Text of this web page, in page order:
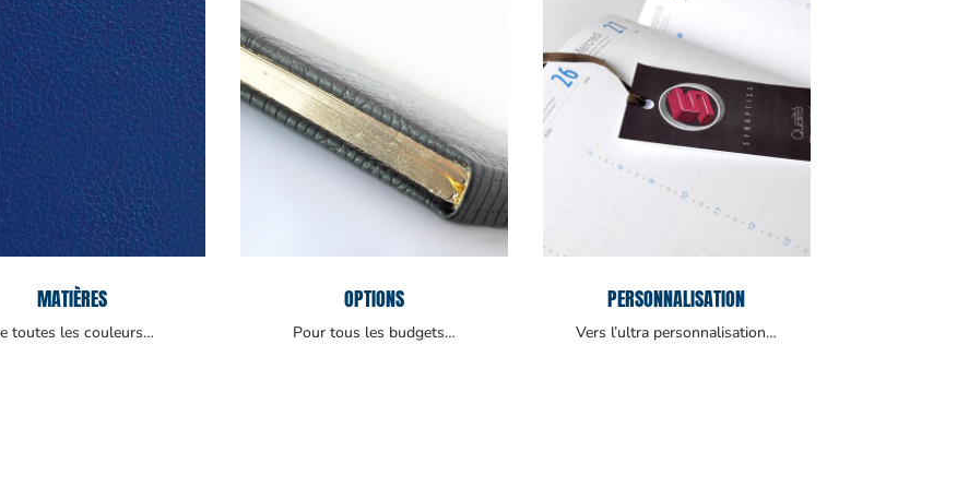
MATIÈRES
toutes les couleurs…
OPTIONS
Pour tous les budgets…
PERSONNALISATION
Vers l’ultra personnalisation…